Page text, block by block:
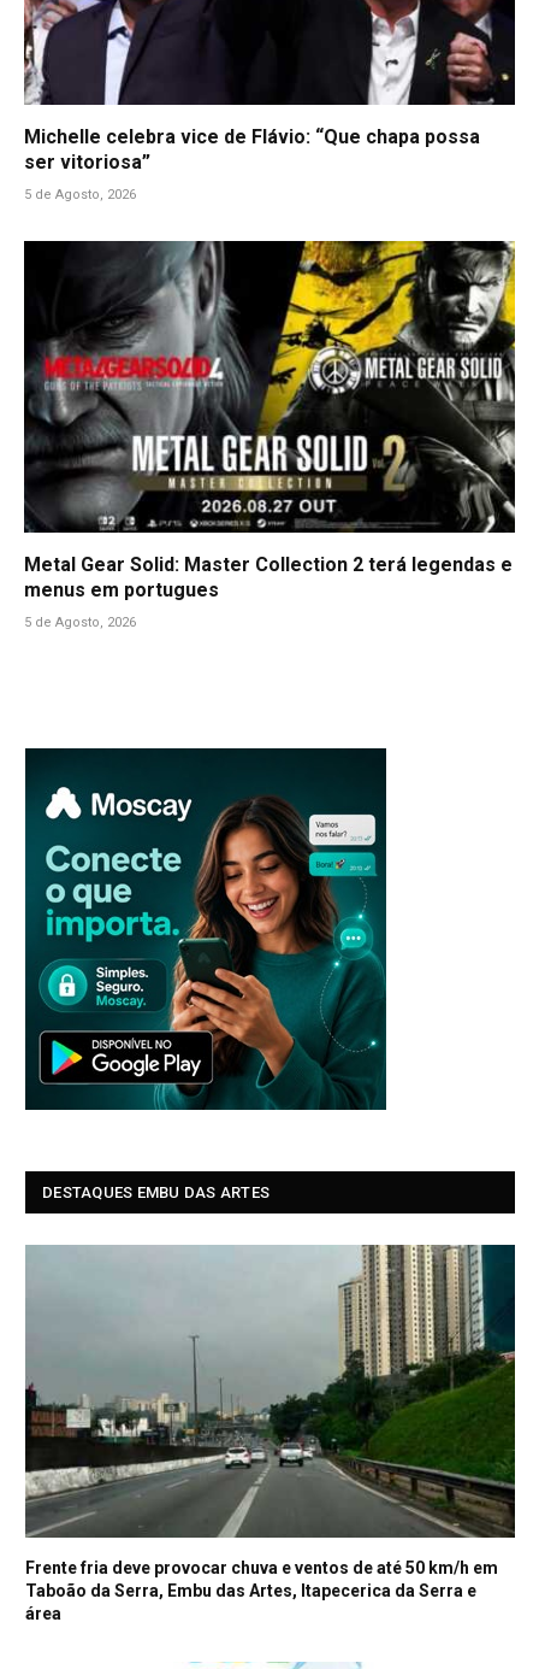
Michelle celebra vice de Flávio: “Que chapa possa
ser vitoriosa”
5 de Agosto, 2026
Metal Gear Solid: Master Collection 2 terá legendas e
menus em portugues
5 de Agosto, 2026
DESTAQUES EMBU DAS ARTES
Frente fria deve provocar chuva e ventos de até 50 km/h em
Taboão da Serra, Embu das Artes, Itapecerica da Serra e
área